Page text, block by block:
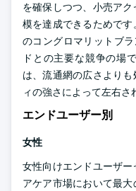
を確保しつつ、小売ア
模を達成できるためで
のコングロマリットブ
ドとの主要な競争の場
は、流通網の広さより
ィの強さによって左右さ
エンドユーザー別
女性
女性向けエンドユーザ
アケア市場において最